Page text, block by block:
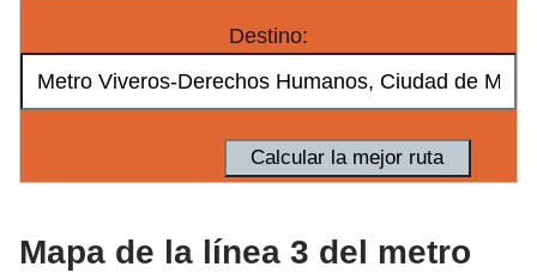
Destino:
Mapa de la línea 3 del metro